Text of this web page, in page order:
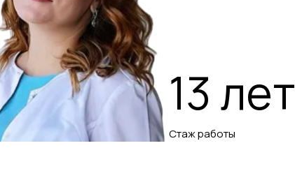
13 лет
Стаж работы